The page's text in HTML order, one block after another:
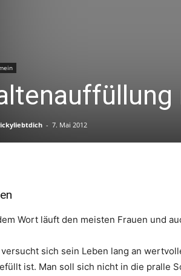
- 7. Mai 2012
Wort läuft den meisten Frauen und
versucht sich sein Leben lang an
ist. Man soll sich nicht in die pralle